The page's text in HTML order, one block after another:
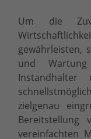
Um die
gewährleisten,
und
Instandhalter
zielgenau
Bereitstellung
vereinfachten